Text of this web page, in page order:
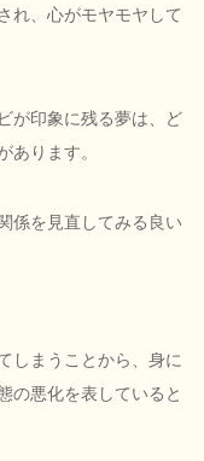
れ、心がモヤモヤして
が印象に残る夢は、ど
あります。
係を見直してみる良い
しまうことから、身に
の悪化を表していると